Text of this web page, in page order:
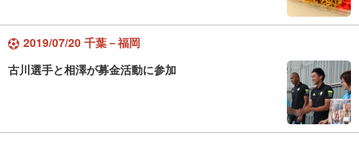
2019/07/20 千葉－福岡
古川選手と相澤が募金活動に参加